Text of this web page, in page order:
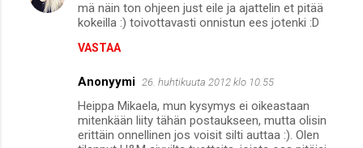
mä näin ton ohjeen just eile ja ajattelin et pitää
kokeilla :) toivottavasti onnistun ees jotenki :D
VASTAA
Anonyymi 26. huhtikuuta 2012 klo 10.55
Heippa Mikaela, mun kysymys ei oikeastaan
mitenkään liity tähän postaukseen, mutta olisin
erittäin onnellinen jos voisit silti auttaa :). Olen